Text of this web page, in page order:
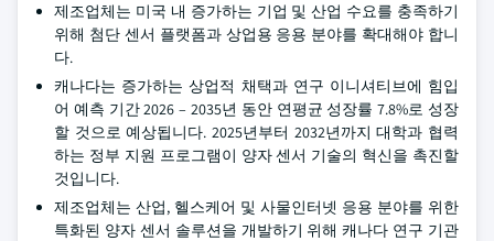
제조업체는 미국 내 증가하는 기업 및 산업 수요를 충족하기
위해 첨단 센서 플랫폼과 상업용 응용 분야를 확대해야 합니
다.
캐나다는 증가하는 상업적 채택과 연구 이니셔티브에 힘입
어 예측 기간 2026 – 2035년 동안 연평균 성장률 7.8%로 성장
할 것으로 예상됩니다. 2025년부터 2032년까지 대학과 협력
하는 정부 지원 프로그램이 양자 센서 기술의 혁신을 촉진할
것입니다.
제조업체는 산업, 헬스케어 및 사물인터넷 응용 분야를 위한
특화된 양자 센서 솔루션을 개발하기 위해 캐나다 연구 기관